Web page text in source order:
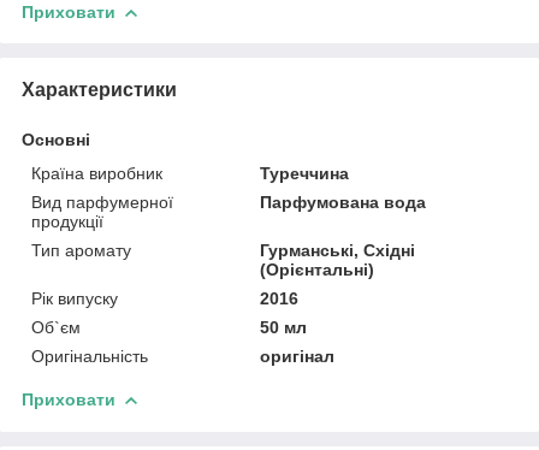
Приховати
Характеристики
Основні
Країна виробник
Туреччина
Вид парфумерної
продукції
Парфумована вода
Тип аромату
Гурманські, Східні
(Орієнтальні)
Рік випуску
2016
Об`єм
50 мл
Оригінальність
оригінал
Приховати